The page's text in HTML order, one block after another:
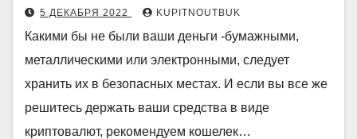
5 ДЕКАБРЯ 2022 KUPITNOUTBUK
Какими бы не были ваши деньги -бумажными,
металлическими или электронными, следует
хранить их в безопасных местах. И если вы все же
решитесь держать ваши средства в виде
криптовалют, рекомендуем кошелек…